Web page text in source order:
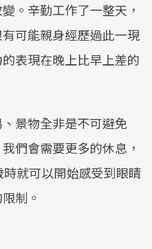
。辛勤工作了一整天，
可能親身經歷過此一現
表現在晚上比早上差的
景物全非是不可避免
們會需要更多的休息，
就可以開始感受到眼睛
制。